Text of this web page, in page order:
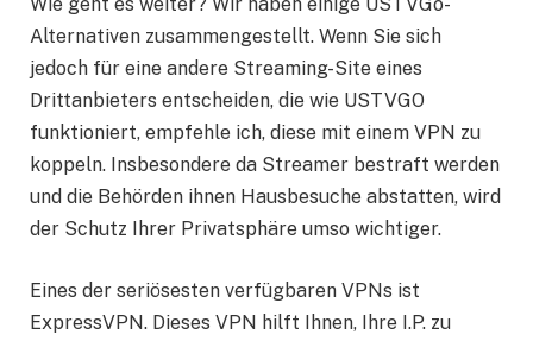
Alternativen zusammengestellt. Wenn Sie sich
jedoch für eine andere Streaming-Site eines
Drittanbieters entscheiden, die wie USTVGO
funktioniert, empfehle ich, diese mit einem VPN zu
koppeln. Insbesondere da Streamer bestraft werden
und die Behörden ihnen Hausbesuche abstatten, wird
der Schutz Ihrer Privatsphäre umso wichtiger.
Eines der seriösesten verfügbaren VPNs ist
ExpressVPN. Dieses VPN hilft Ihnen, Ihre I.P. zu